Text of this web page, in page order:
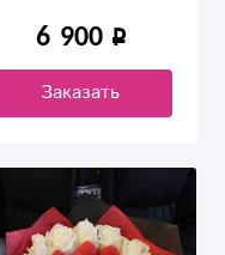
6 900
Заказать